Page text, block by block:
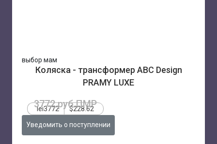
выбор мам
Коляска - трансформер ABC Design
PRAMY LUXE
3772 руб.ПМР
lei3772 $228.62
Уведомить о поступлении